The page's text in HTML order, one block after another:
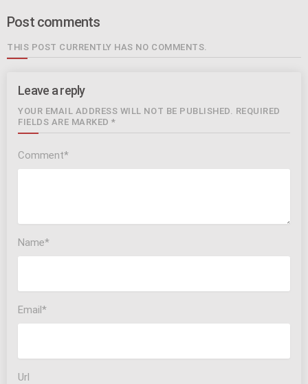
Post comments
THIS POST CURRENTLY HAS NO COMMENTS.
Leave a reply
YOUR EMAIL ADDRESS WILL NOT BE PUBLISHED. REQUIRED
FIELDS ARE MARKED *
Comment*
Name*
Email*
Url